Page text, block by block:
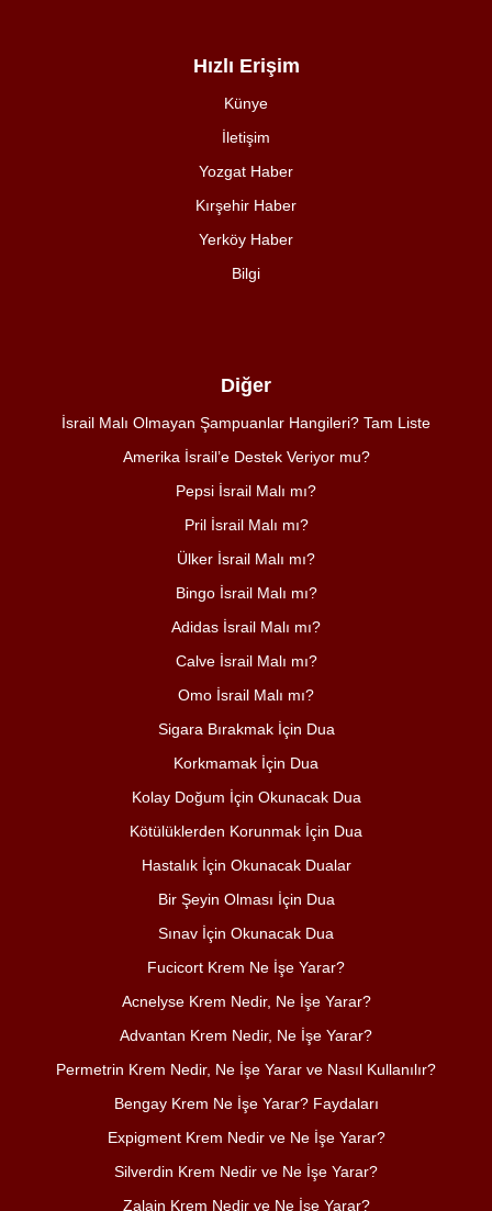
Hızlı Erişim
Künye
İletişim
Yozgat Haber
Kırşehir Haber
Yerköy Haber
Bilgi
Diğer
İsrail Malı Olmayan Şampuanlar Hangileri? Tam Liste
Amerika İsrail’e Destek Veriyor mu?
Pepsi İsrail Malı mı?
Pril İsrail Malı mı?
Ülker İsrail Malı mı?
Bingo İsrail Malı mı?
Adidas İsrail Malı mı?
Calve İsrail Malı mı?
Omo İsrail Malı mı?
Sigara Bırakmak İçin Dua
Korkmamak İçin Dua
Kolay Doğum İçin Okunacak Dua
Kötülüklerden Korunmak İçin Dua
Hastalık İçin Okunacak Dualar
Bir Şeyin Olması İçin Dua
Sınav İçin Okunacak Dua
Fucicort Krem Ne İşe Yarar?
Acnelyse Krem Nedir, Ne İşe Yarar?
Advantan Krem Nedir, Ne İşe Yarar?
Permetrin Krem Nedir, Ne İşe Yarar ve Nasıl Kullanılır?
Bengay Krem Ne İşe Yarar? Faydaları
Expigment Krem Nedir ve Ne İşe Yarar?
Silverdin Krem Nedir ve Ne İşe Yarar?
Zalain Krem Nedir ve Ne İşe Yarar?